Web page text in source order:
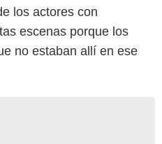
los actores con
escenas porque los
no estaban allí en ese